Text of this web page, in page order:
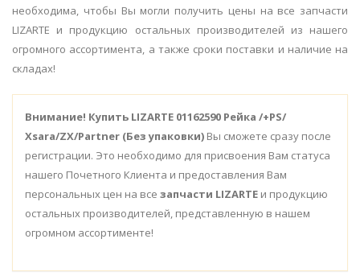
необходима, чтобы Вы могли получить цены на все запчасти
LIZARTE и продукцию остальных производителей из нашего
огромного ассортимента, а также сроки поставки и наличие на
складах!
Внимание! Купить LIZARTE 01162590 Рейка /+PS/
Xsara/ZX/Partner (Без упаковки) Вы сможете сразу после
регистрации. Это необходимо для присвоения Вам статуса
нашего Почетного Клиента и предоставления Вам
персональных цен на все запчасти LIZARTE и продукцию
остальных производителей, представленную в нашем
огромном ассортименте!